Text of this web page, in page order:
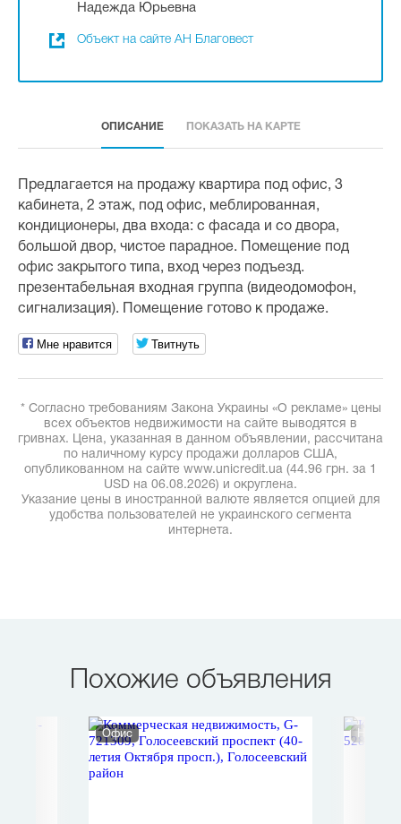
Надежда Юрьевна
Объект на сайте АН Благовест
ОПИСАНИЕ ПОКАЗАТЬ НА КАРТЕ
Предлагается на продажу квартира под офис, 3
кабинета, 2 этаж, под офис, меблированная,
кондиционеры, два входа: с фасада и со двора,
большой двор, чистое парадное. Помещение под
офис закрытого типа, вход через подъезд.
презентабельная входная группа (видеодомофон,
сигнализация). Помещение готово к продаже.
Мне нравится Твитнуть
* Согласно требованиям Закона Украины «О рекламе» цены
всех объектов недвижимости на сайте выводятся в
гривнах. Цена, указанная в данном объявлении, рассчитана
по наличному курсу продажи долларов США,
опубликованном на сайте www.unicredit.ua (44.96 грн. за 1
USD на 06.08.2026) и округлена.
Указание цены в иностранной валюте является опцией для
удобства пользователей не украинского сегмента
интернета.
Похожие объявления
Офис